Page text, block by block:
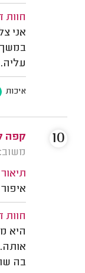
חוות
אני
במשך
איכות
קפה
משוב: 16/04/2016
חוות
היא
בה
10